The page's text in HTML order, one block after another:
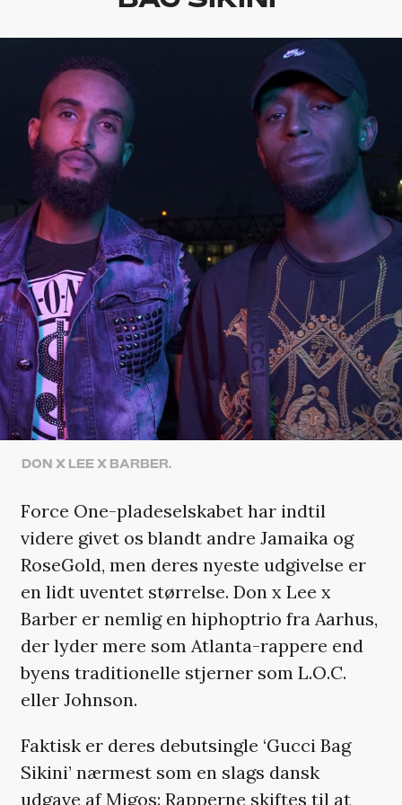
DON X LEE X BARBER.
Force One-pladeselskabet har indtil
videre givet os blandt andre Jamaika og
RoseGold, men deres nyeste udgivelse er
en lidt uventet størrelse. Don x Lee x
Barber er nemlig en hiphoptrio fra Aarhus,
der lyder mere som Atlanta-rappere end
byens traditionelle stjerner som L.O.C.
eller Johnson.
Faktisk er deres debutsingle ‘Gucci Bag
Sikini’ nærmest som en slags dansk
udgave af Migos: Rapperne skiftes til at